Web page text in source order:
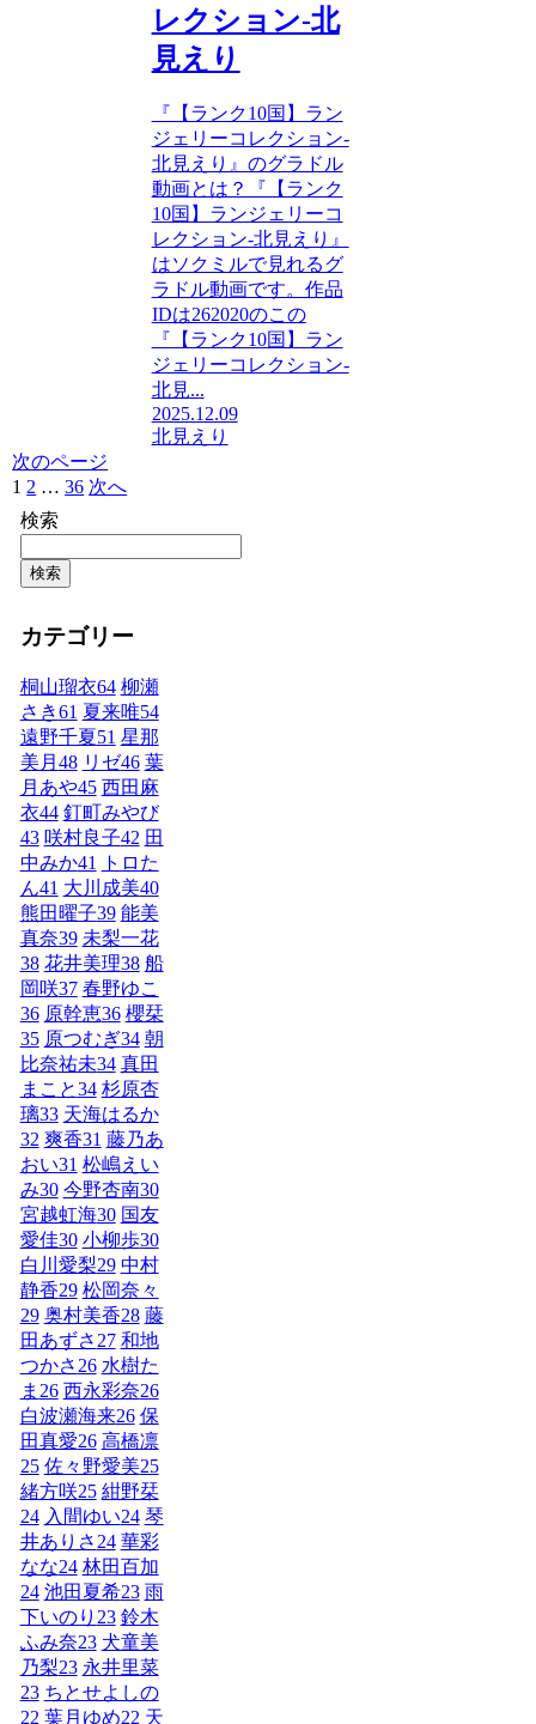
レクション-北
見えり
『【ランク10国】ラン
ジェリーコレクション-
北見えり』のグラドル
動画とは？『【ランク
10国】ランジェリーコ
レクション-北見えり』
はソクミルで見れるグ
ラドル動画です。作品
IDは262020のこの
『【ランク10国】ラン
ジェリーコレクション-
北見...
2025.12.09
北見えり
次のページ
1 2 … 36 次へ
検索
検索
カテゴリー
桐山瑠衣64 柳瀬
さき61 夏来唯54
遠野千夏51 星那
美月 48 リゼ46 葉
月あや45 西田麻
衣44 釘町みやび
43 咲村良子42 田
中みか41
トロた
ん41 大川成美40
熊田曜子39 能美
真奈39 未梨一花
38 花井美理38 船
岡咲37 春野ゆこ
36 原幹恵36 櫻栞
35 原つむぎ34 朝
比奈祐未34 真田
まこと34 杉原杏
璃33 天海はるか
32 爽香31 藤乃あ
おい31 松嶋えい
み30 今野杏南30
宮越虹海30 国友
愛佳30 小柳歩30
白川愛梨29 中村
静香29 松岡奈々
29 奥村美香28 藤
田あずさ 27 和地
つかさ 26 水樹た
ま 26 西永彩奈26
白波瀬海来26 保
田真愛26 高橋凛
25 佐々野愛美25
緒方咲25 紺野栞
24 入間ゆい24 琴
井ありさ 24 華彩
なな24 林田百加
24 池田夏希23 雨
下いのり 23 鈴木
ふみ奈23 犬童美
乃梨23 永井里菜
23 ちとせよしの
22 葉月ゆめ22 天